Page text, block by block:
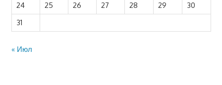
24
25 26 27 28 29
30
31
« Июл